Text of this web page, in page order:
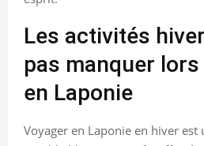
Les activités
pas manquer lors
en Laponie
Voyager en Laponie en hiver est